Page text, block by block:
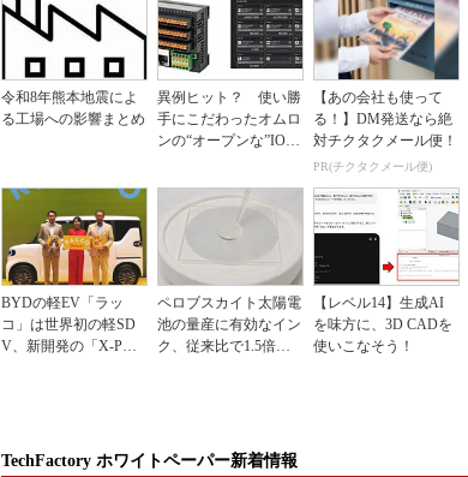
令和8年熊本地震によ
る工場への影響まとめ
異例ヒット？ 使い勝
手にこだわったオムロ
ンの“オープンな”IO-L
【あの会社も使って
る！】DM発送なら絶
対チクタクメール便！
PR(チクタクメール便)
BYDの軽EV「ラッ
コ」は世界初の軽SD
V、新開発の「X-PAC
ペロブスカイト太陽電
池の量産に有効なイン
ク、従来比で1.5倍の
【レベル14】生成AI
を味方に、3D CADを
使いこなそう！
TechFactory ホワイトペーパー新着情報